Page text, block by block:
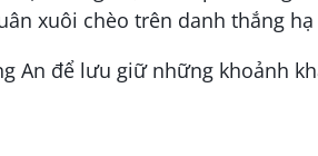
An để lưu giữ những khoảnh